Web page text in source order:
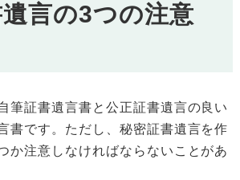
言の3つの注意
筆証書遺言書と公正証書遺言の良い
書です。ただし、秘密証書遺言を作
か注意しなければならないことがあ